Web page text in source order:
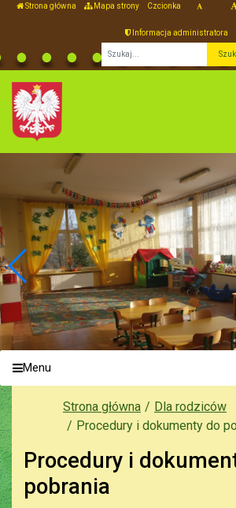
Strona główna Mapa strony Czcionka
Informacja administratora
Fraza
Menu
Strona główna
Dla rodziców
Procedury i dokumenty do
Procedury i
pobrania